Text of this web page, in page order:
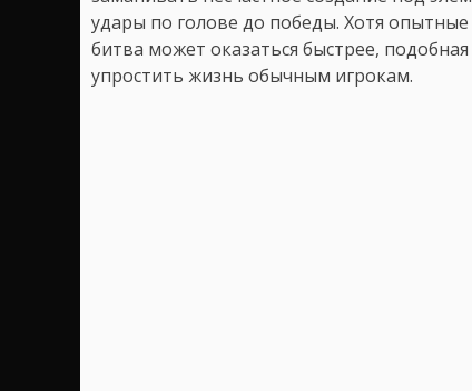
удары по голове до победы. Хотя
битва может оказаться быстрее,
упростить жизнь обычным игрокам.